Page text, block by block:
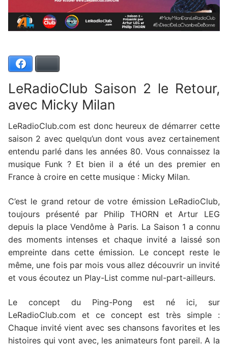
LeRadioClub Saison 2 le Retour,
avec Micky Milan
LeRadioClub.com est donc heureux de démarrer cette
saison 2 avec quelqu’un dont vous avez certainement
entendu parlé dans les années 80. Vous connaissez la
musique Funk ? Et bien il a été un des premier en
France à croire en cette musique : Micky Milan.
C’est le grand retour de votre émission LeRadioClub,
toujours présenté par Philip THORN et Artur LEG
depuis la place Vendôme à Paris. La Saison 1 a connu
des moments intenses et chaque invité a laissé son
empreinte dans cette émission. Le concept reste le
même, une fois par mois vous allez découvrir un invité
et vous écoutez un Play-List comme nul-part-ailleurs.
Le concept du Ping-Pong est né ici, sur
LeRadioClub.com et ce concept est très simple :
Chaque invité vient avec ses chansons favorites et les
histoires qui vont avec, les animateurs font pareil. A la